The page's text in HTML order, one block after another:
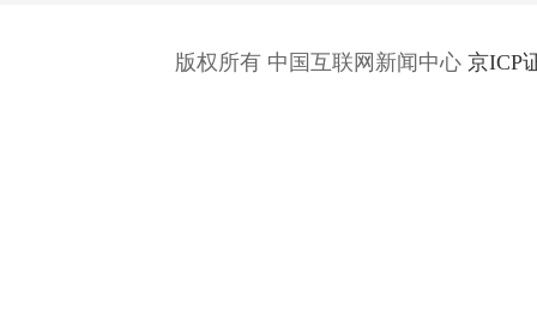
版权所有 中国互联网新闻中心 京ICP